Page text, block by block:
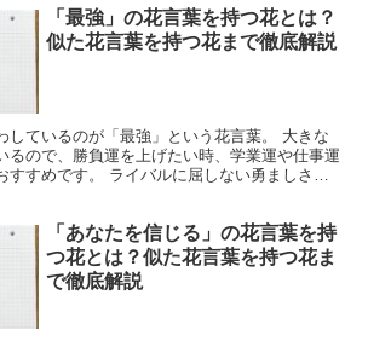
「最強」の花言葉を持つ花とは？
似た花言葉を持つ花まで徹底解説
しているのが「最強」という花言葉。 大きな
るので、勝負運を上げたい時、学業運や仕事運
すすめです。 ライバルに屈しない勇ましさが
「あなたを信じる」の花言葉を持
つ花とは？似た花言葉を持つ花ま
で徹底解説